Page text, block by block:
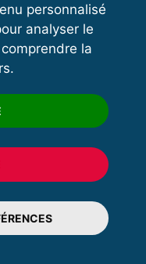
personnalisé
analyser le
la
réservés